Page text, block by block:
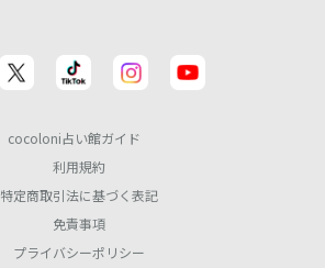
cocoloni占い館ガイド
利用規約
特定商取引法に基づく表記
免責事項
プライバシーポリシー